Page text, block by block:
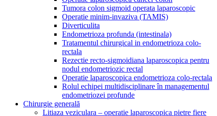
Tumora colon sigmoid operata laparoscopic
Operatie minim-invaziva (TAMIS)
Diverticulita
Endometrioza profunda (intestinala)
Tratamentul chirurgical in endometrioza colo-
rectala
Rezectie recto-sigmoidiana laparoscopica pentru
nodul endometriozic rectal
Operatie laparoscopica endometrioza colo-rectala
Rolul echipei multidisciplinare în managementul
endometriozei profunde
Chirurgie generală
Litiaza veziculara – operatie laparoscopica pietre fiere